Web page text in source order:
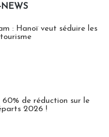
NEWS
: Hanoï veut séduire les
60% de réduction sur le
2026 !